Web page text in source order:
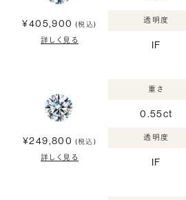
¥405,900 (税込)
詳しく見る
透明度
IF
¥249,800 (税込)
詳しく見る
重さ
0.55ct
透明度
IF